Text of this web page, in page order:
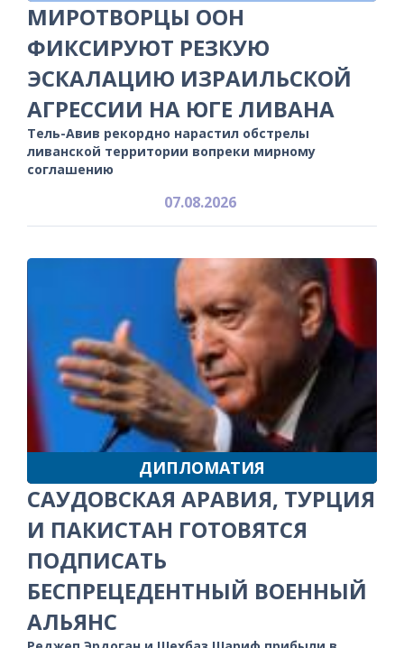
МИРОТВОРЦЫ ООН
ФИКСИРУЮТ РЕЗКУЮ
ЭСКАЛАЦИЮ ИЗРАИЛЬСКОЙ
АГРЕССИИ НА ЮГЕ ЛИВАНА
Тель-Авив рекордно нарастил обстрелы
ливанской территории вопреки мирному
соглашению
07.08.2026
ДИПЛОМАТИЯ
САУДОВСКАЯ АРАВИЯ, ТУРЦИЯ
И ПАКИСТАН ГОТОВЯТСЯ
ПОДПИСАТЬ
БЕСПРЕЦЕДЕНТНЫЙ ВОЕННЫЙ
АЛЬЯНС